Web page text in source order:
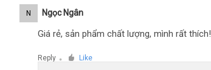
N Ngọc Ngân
Giá rẻ, sản phẩm chất lượng, mình rất thích!
Reply ● Like